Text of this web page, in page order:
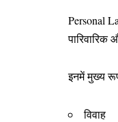
Personal
पारिवारिक
इनमें मुख्य
विवाह